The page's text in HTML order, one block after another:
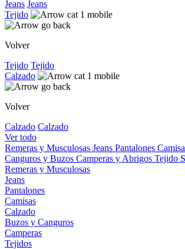
Jeans Jeans
Tejido
Volver
Tejido Tejido
Calzado
Volver
Calzado Calzado
Ver todo
Remeras y Musculosas Jeans Pantalones
Canguros y Buzos Camperas y Abrigos Tejido
Remeras y Musculosas
Jeans
Pantalones
Camisas
Calzado
Buzos y Canguros
Camperas
Tejidos